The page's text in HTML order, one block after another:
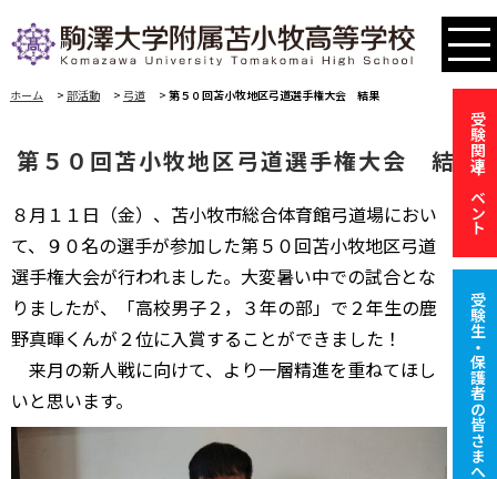
受験関連イベント
受験生・保護者の皆さまへ
ホーム > 部活動 > 弓道 > 第５０回苫小牧地区弓道選手権大会 結果
第５０回苫小牧地区弓道選手権大会 結果
８月１１日（金）、苫小牧市総合体育館弓道場におい
て、９０名の選手が参加した第５０回苫小牧地区弓道
選手権大会が行われました。大変暑い中での試合とな
りましたが、「高校男子２，３年の部」で２年生の鹿
野真暉くんが２位に入賞することができました！
来月の新人戦に向けて、より一層精進を重ねてほし
いと思います。